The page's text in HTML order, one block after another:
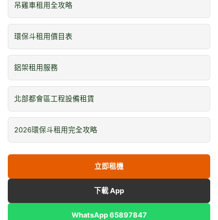
吊雞車租用全攻略
環保斗租用價目表
鋁架租用服務
北部都會區工程設備租賃
2026環保斗租用完全攻略
立即租機
下載 App
WhatsApp 65897847